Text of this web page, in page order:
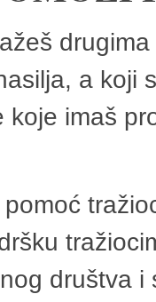
a koji
koje imaš
društva